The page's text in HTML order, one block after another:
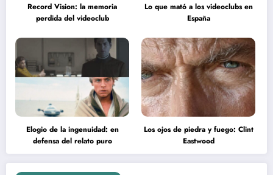
Record Vision: la memoria
perdida del videoclub
Lo que mató a los videoclubs en
España
Elogio de la ingenuidad: en
defensa del relato puro
Los ojos de piedra y fuego: Clint
Eastwood